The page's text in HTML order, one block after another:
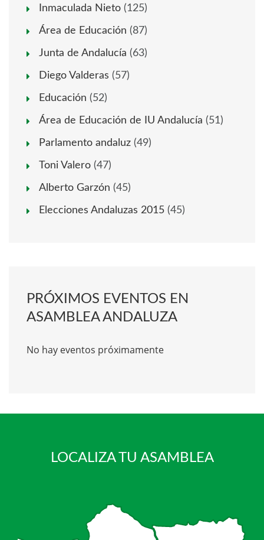
Inmaculada Nieto (125)
Área de Educación (87)
Junta de Andalucía (63)
Diego Valderas (57)
Educación (52)
Área de Educación de IU Andalucía (51)
Parlamento andaluz (49)
Toni Valero (47)
Alberto Garzón (45)
Elecciones Andaluzas 2015 (45)
PRÓXIMOS EVENTOS EN
ASAMBLEA ANDALUZA
No hay eventos próximamente
LOCALIZA TU ASAMBLEA